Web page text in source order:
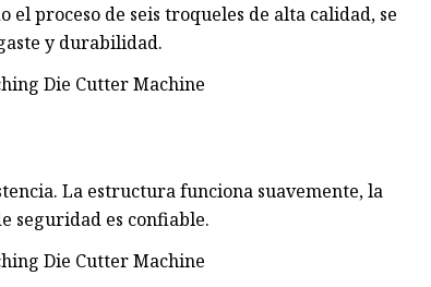
proceso de seis troqueles de alta calidad, se
y durabilidad.
La estructura funciona suavemente, la
seguridad es confiable.